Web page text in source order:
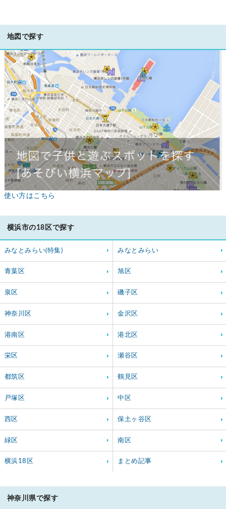
地図で探す
使い方はこちら
横浜市の18区で探す
みなとみらい(特集) みなとみらい
青葉区 旭区
泉区 磯子区
神奈川区 金沢区
港南区 港北区
栄区 瀬谷区
都筑区 鶴見区
戸塚区 中区
西区 保土ヶ谷区
緑区 南区
横浜18区 まとめ記事
神奈川県で探す